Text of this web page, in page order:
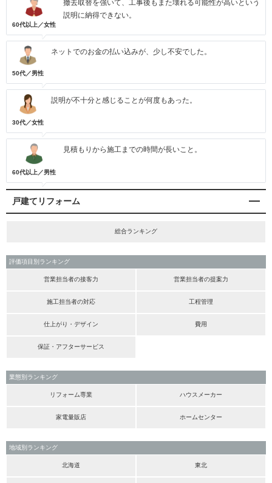
60代以上／女性
撤去取替を強いて、工事後もまた壊れる可能性が高いという
説明に納得できない。
50代／男性
ネットでのお金の払い込みが、少し不安でした。
30代／女性
説明が不十分と感じることが何度もあった。
60代以上／男性
見積もりから施工までの時間が長いこと。
戸建てリフォーム
総合ランキング
評価項目別ランキング
営業担当者の接客力 営業担当者の提案力
施工担当者の対応 工程管理
仕上がり・デザイン 費用
保証・アフターサービス
業態別ランキング
リフォーム専業 ハウスメーカー
家電量販店 ホームセンター
地域別ランキング
北海道 東北